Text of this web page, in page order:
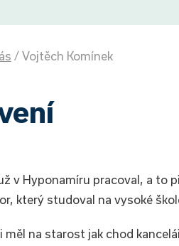
/ Vojtěch Komínek
v Hyponamíru pracoval, a to
který studoval na vysoké
měl na starost jak chod